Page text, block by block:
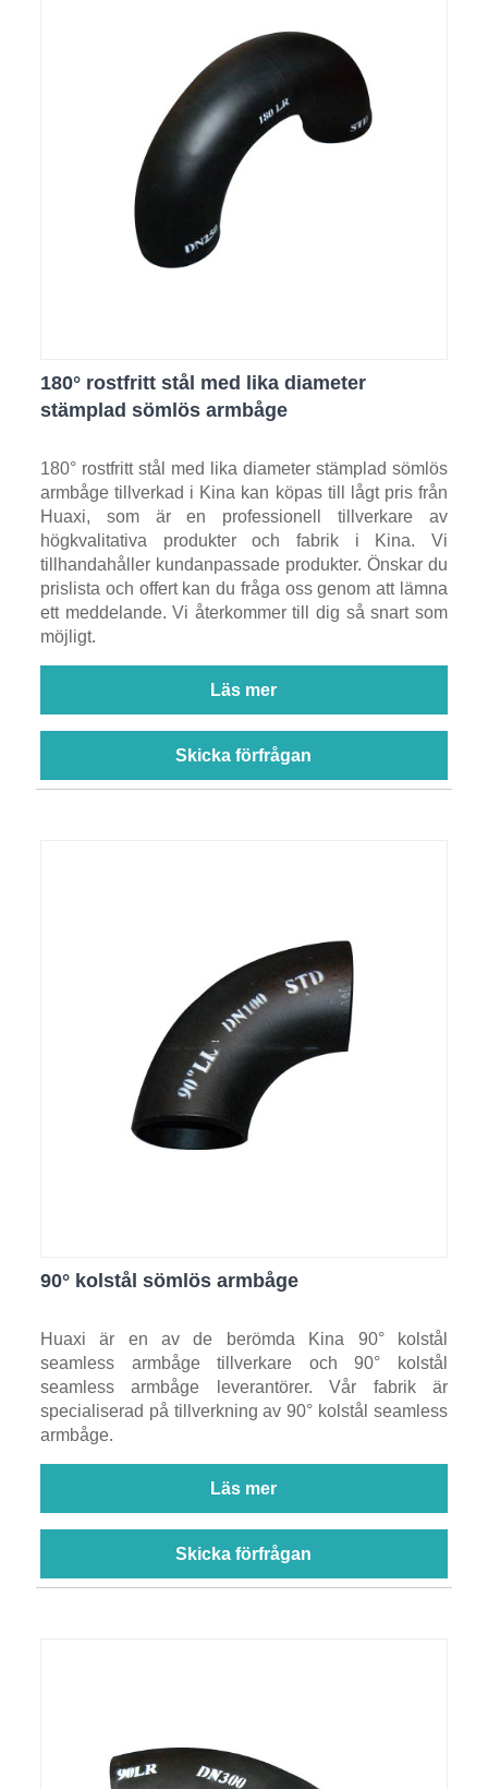
180° rostfritt stål med lika diameter
stämplad sömlös armbåge
180° rostfritt stål med lika diameter stämplad sömlös
armbåge tillverkad i Kina kan köpas till lågt pris från
Huaxi, som är en professionell tillverkare av
högkvalitativa produkter och fabrik i Kina. Vi
tillhandahåller kundanpassade produkter. Önskar du
prislista och offert kan du fråga oss genom att lämna
ett meddelande. Vi återkommer till dig så snart som
möjligt.
Läs mer
Skicka förfrågan
90° kolstål sömlös armbåge
Huaxi är en av de berömda Kina 90° kolstål
seamless armbåge tillverkare och 90° kolstål
seamless armbåge leverantörer. Vår fabrik är
specialiserad på tillverkning av 90° kolstål seamless
armbåge.
Läs mer
Skicka förfrågan